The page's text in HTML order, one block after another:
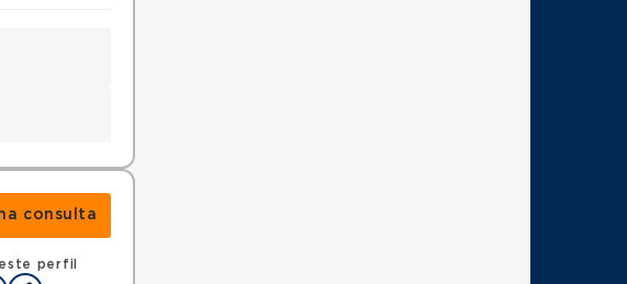
consulta
perfil